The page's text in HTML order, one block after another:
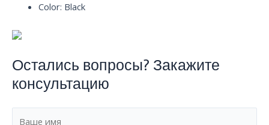
Color: Black
Остались вопросы? Закажите
консультацию